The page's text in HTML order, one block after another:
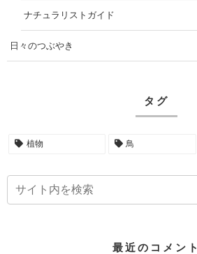
ナチュラリストガイド
日々のつぶやき
タグ
植物 鳥
最近のコメント